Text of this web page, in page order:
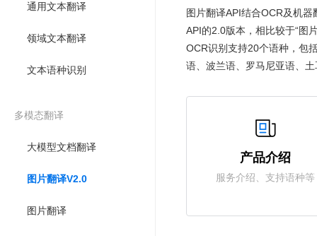
通用文本翻译
领域文本翻译
文本语种识别
多模态翻译
大模型文档翻译
图片翻译V2.0
图片翻译
图片翻译API结合OCR及机
API的2.0版本，相比较于“图
OCR识别支持20个语种，包
语、波兰语、罗马尼亚语、
产品介绍
服务介绍、支持语种等